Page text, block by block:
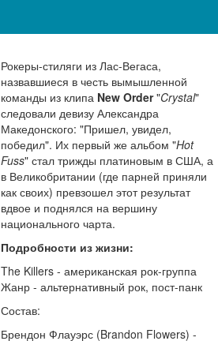
Рокеры-стиляги из Лас-Вегаса,
назвавшиеся в честь вымышленной
команды из клипа New Order"Crystal"
следовали девизу Александра
Македонского: "Пришел, увидел,
победил". Их первый же альбом "Hot
Fuss" стал трижды платиновым в США, а
в Великобритании (где парней приняли
как своих) превзошел этот результат
вдвое и поднялся на вершину
национального чарта.
Подробности из жизни:
The Killers - американская рок-группа
Жанр - альтернативный рок, пост-панк
Состав:
Брендон Флауэрс (Brandon Flowers) -